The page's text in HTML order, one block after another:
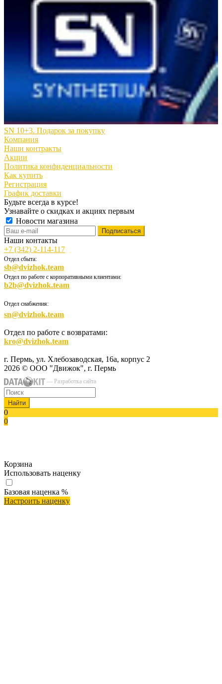
SN 10+3. Подарок за покупку
Компания
Наши контракты
Акции
Политика конфиденциальности
Как купить
Регистрация
График доставки
Будьте всегда в курсе!
Узнавайте о скидках и акциях первым
Новости магазина
Наши контакты
+7 (342) 2-114-117
Отдел сбыта:
sb@dvizhok.team
Отдел по работе с корпоративными клиентами:
b2b@dvizhok.team
Отдел снабжения:
sn@dvizhok.team
Отдел по работе с возвратами:
kro@dvizhok.team
г. Пермь, ул. Хлебозаводская, 16а, корпус 2
2026 © ООО "Движок", г. Пермь
— Разработка сайта
Найти
0
0
Корзина
Использовать наценку
Базовая наценка %
Настроить наценку